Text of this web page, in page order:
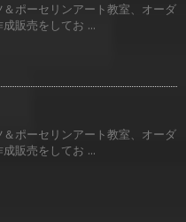
ポーセリンアート教室、オーダ
販売をしてお ...
ポーセリンアート教室、オーダ
販売をしてお ...